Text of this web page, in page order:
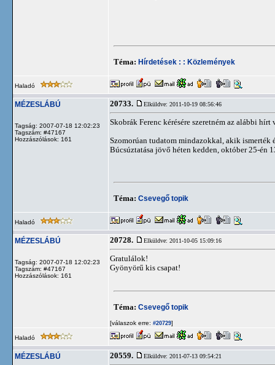
Téma: Hírdetések : : Közlemények
Haladó
MÉZESLÁBÚ
Tagság: 2007-07-18 12:02:23
Tagszám: #47167
Hozzászólások: 161
20733. Elküldve: 2011-10-19 08:56:46
Skobrák Ferenc kérésére szeretném az alábbi
Szomorúan tudatom mindazokkal, akik
Búcsúztatása jövő héten kedden, október 25-én
Téma: Csevegő topik
Haladó
MÉZESLÁBÚ
Tagság: 2007-07-18 12:02:23
Tagszám: #47167
Hozzászólások: 161
20728. Elküldve: 2011-10-05 15:09:16
Gratulálok!
Gyönyörű kis csapat!
Téma: Csevegő topik
[válaszok erre: #20729]
Haladó
MÉZESLÁBÚ 20559. Elküldve: 2011-07-13 09:54:21